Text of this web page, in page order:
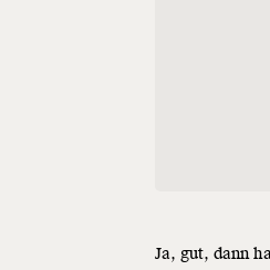
Ja, gut, dann